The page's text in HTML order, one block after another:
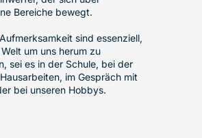
Bereiche bewegt.
sind essenziell,
um uns herum zu
sei es in der Schule, bei der
im Gespräch mit
bei unseren Hobbys.